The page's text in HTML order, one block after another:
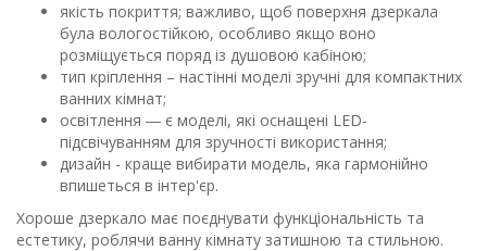
якість покриття; важливо, щоб поверхня дзеркала
була вологостійкою, особливо якщо воно
розміщується поряд із душовою кабіною;
тип кріплення – настінні моделі зручні для компактних
ванних кімнат;
освітлення ― є моделі, які оснащені LED-
підсвічуванням для зручності використання;
дизайн - краще вибирати модель, яка гармонійно
впишеться в інтер'єр.
Хороше дзеркало має поєднувати функціональність та
естетику, роблячи ванну кімнату затишною та стильною.